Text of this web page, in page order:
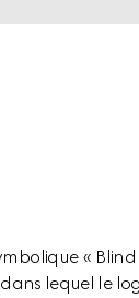
«
lequel le